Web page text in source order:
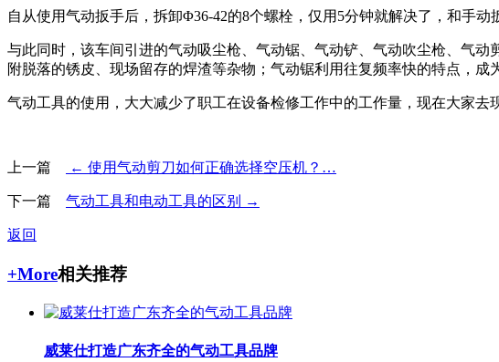
自从使用气动扳手后，拆卸Φ36-42的8个螺栓，仅用5分钟就解决了，和手
与此同时，该车间引进的气动吸尘枪、气动锯、气动铲、气动吹尘枪、气
附脱落的锈皮、现场留存的焊渣等杂物；气动锯利用往复频率快的特点，
气动工具的使用，大大减少了职工在设备检修工作中的工作量，现在大家
上一篇 ← 使用气动剪刀如何正确选择空压机？…
下一篇 气动工具和电动工具的区别 →
返回
+More相关推荐
威莱仕打造广东齐全的气动工具品牌